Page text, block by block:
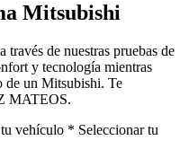
Mitsubishi
de nuestras pruebas de
y tecnología mientras
de un Mitsubishi. Te
MATEOS.
vehículo * Seleccionar tu